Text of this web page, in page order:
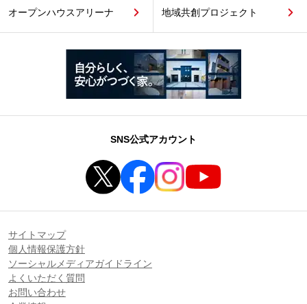
オープンハウスアリーナ 地域共創プロジェクト
SNS公式アカウント
サイトマップ
個人情報保護方針
ソーシャルメディアガイドライン
よくいただく質問
お問い合わせ